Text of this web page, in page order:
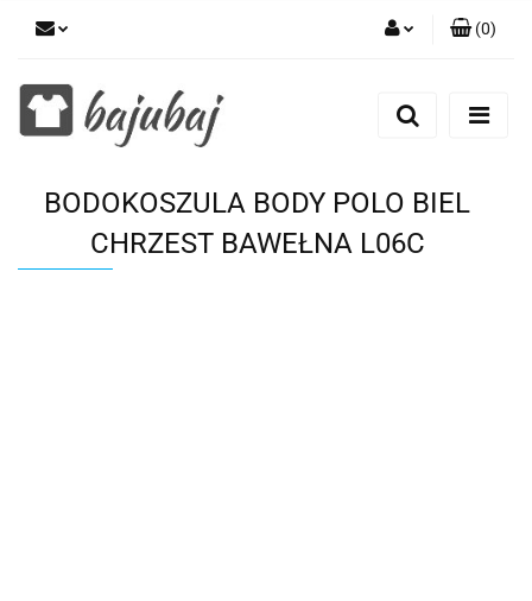
Zarejestruj się
Zgody cookies
(0)
BODOKOSZULA BODY POLO BIEL
CHRZEST BAWEŁNA L06C